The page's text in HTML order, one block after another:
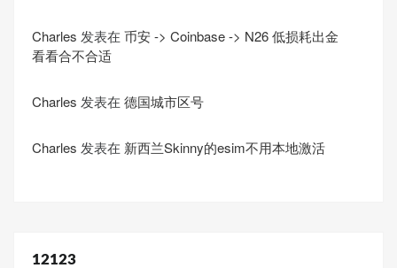
Charles 发表在 币安 -> Coinbase -> N26 低损耗出金
看看合不合适
Charles 发表在 德国城市区号
Charles 发表在 新西兰Skinny的esim不用本地激活
12123